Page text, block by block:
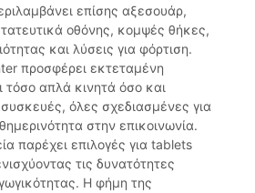
επίσης αξεσουάρ,
οθόνης, κομψές θήκες,
και λύσεις για φόρτιση.
προσφέρει εκτεταμένη
τόσο απλά κινητά όσο και
όλες σχεδιασμένες για
στην επικοινωνία.
παρέχει επιλογές για tablets
τις δυνατότητες
Η φήμη της